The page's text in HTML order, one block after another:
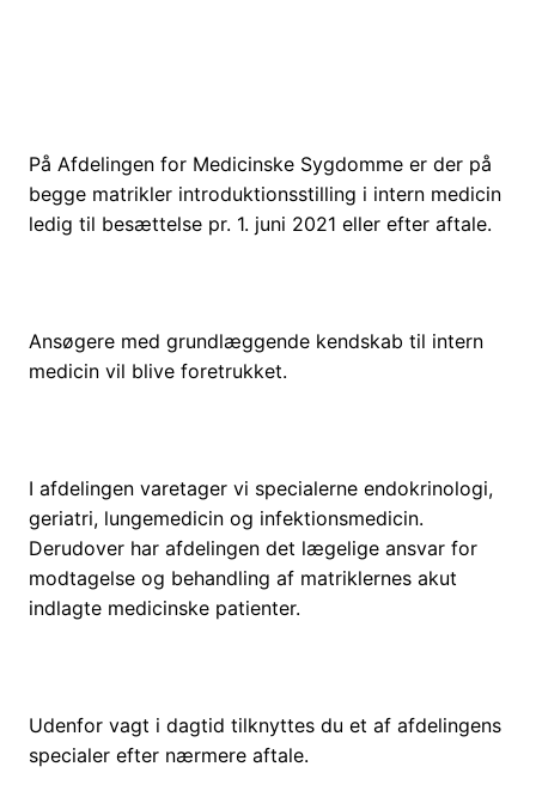
På Afdelingen for Medicinske Sygdomme er der på
begge matrikler introduktionsstilling i intern medicin
ledig til besættelse pr. 1. juni 2021 eller efter aftale.
Ansøgere med grundlæggende kendskab til intern
medicin vil blive foretrukket.
I afdelingen varetager vi specialerne endokrinologi,
geriatri, lungemedicin og infektionsmedicin.
Derudover har afdelingen det lægelige ansvar for
modtagelse og behandling af matriklernes akut
indlagte medicinske patienter.
Udenfor vagt i dagtid tilknyttes du et af afdelingens
specialer efter nærmere aftale.